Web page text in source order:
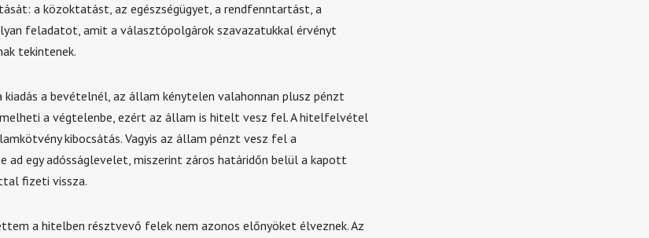
a közoktatást, az egészségügyet, a rendfenntartást, a
feladatot, amit a választópolgárok szavazatukkal érvényt
tekintenek.
kiadás a bevételnél, az állam kénytelen valahonnan plusz pénzt
a végtelenbe, ezért az állam is hitelt vesz fel. A hitelfelvétel
kibocsátás. Vagyis az állam pénzt vesz fel a
ad egy adósságlevelet, miszerint záros határidőn belül a kapott
fizeti vissza.
a hitelben résztvevő felek nem azonos előnyöket élveznek. Az